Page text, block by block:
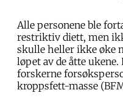
Alle personene ble
restriktiv diett, men
skulle heller ikke øke
løpet av de åtte
forskerne
kroppsfett-masse